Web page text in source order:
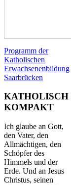
Programm der
Katholischen
Erwachsenenbildung
Saarbrücken
KATHOLISCH
KOMPAKT
Ich glaube an Gott,
den Vater, den
Allmächtigen, den
Schöpfer des
Himmels und der
Erde. Und an Jesus
Christus, seinen